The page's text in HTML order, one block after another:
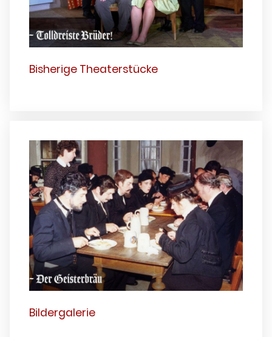
Bisherige Theaterstücke
Bildergalerie